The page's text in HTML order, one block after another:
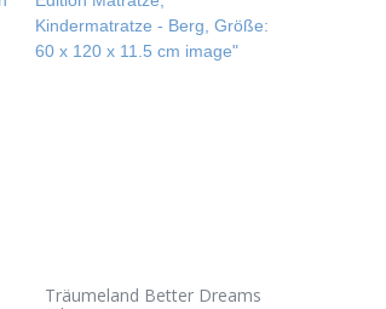
Träumeland Better Dreams